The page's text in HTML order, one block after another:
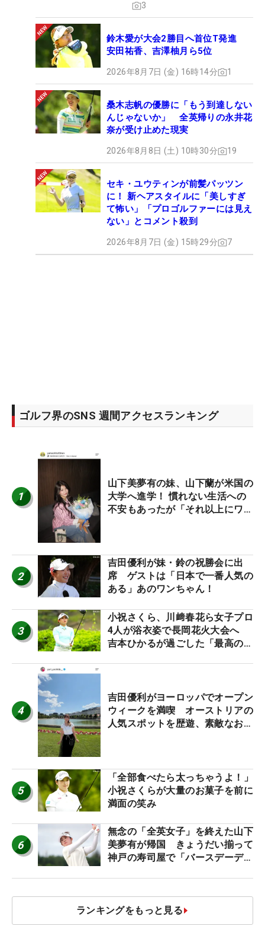
3
鈴木愛が大会2勝目へ首位T発進
安田祐香、吉澤柚月ら5位
2026年8月7日 (金) 16時14分 1
桑木志帆の優勝に「もう到達しない
んじゃないか」 全英帰りの永井花
奈が受け止めた現実
2026年8月8日 (土) 10時30分 19
セキ・ユウティンが前髪パッツン
に！ 新ヘアスタイルに「美しすぎ
て怖い」「プロゴルファーには見え
ない」とコメント殺到
2026年8月7日 (金) 15時29分 7
ゴルフ界のSNS 週間アクセスランキング
1
山下美夢有の妹、山下蘭が米国の
大学へ進学！ 慣れない生活への
不安もあったが「それ以上にワク
2
吉田優利が妹・鈴の祝勝会に出
席 ゲストは「日本で一番人気の
ある」あのワンちゃん！
3
小祝さくら、川﨑春花ら女子プロ
4人が浴衣姿で長岡花火大会へ
吉本ひかるが過ごした「最高の夏
4
吉田優利がヨーロッパでオープン
ウィークを満喫 オーストリアの
人気スポットを歴遊、素敵なお土
5
「全部食べたら太っちゃうよ！」
小祝さくらが大量のお菓子を前に
満面の笑み
6
無念の「全英女子」を終えた山下
美夢有が帰国 きょうだい揃って
神戸の寿司屋で「バースデーディ
ランキングをもっと見る